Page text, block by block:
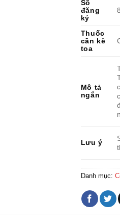
Số
đăng
ký
Thuốc
cần kê
toa
Mô tả
ngắn
Lưu ý
Danh mục: